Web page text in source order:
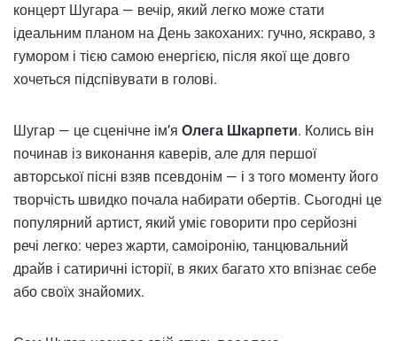
концерт Шугара — вечір, який легко може стати
ідеальним планом на День закоханих: гучно, яскраво, з
гумором і тією самою енергією, після якої ще довго
хочеться підспівувати в голові.
Шугар — це сценічне ім’я Олега Шкарпети. Колись він
починав із виконання каверів, але для першої
авторської пісні взяв псевдонім — і з того моменту його
творчість швидко почала набирати обертів. Сьогодні це
популярний артист, який уміє говорити про серйозні
речі легко: через жарти, самоіронію, танцювальний
драйв і сатиричні історії, в яких багато хто впізнає себе
або своїх знайомих.